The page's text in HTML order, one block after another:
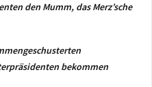
den Mumm, das Merz’sche
bekommen